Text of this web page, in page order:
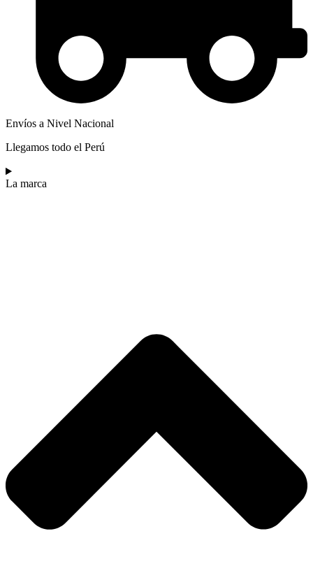
Envíos a Nivel Nacional
Llegamos todo el Perú
La marca​